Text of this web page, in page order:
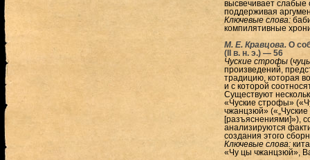
высвечивает слабые
поддерживая
Ключевые слова:
компилятивные
М. Е. Кравцова. О
(II в. н. э.) — 56
Чуские строфы (
произведений,
традицию, которая
и с которой
Существуют
«Чуские строфы»
чжанцзюй»
[разъяснениями]»),
анализируются
создания этого
Ключевые слова:
«Чу цы чжанцзюй»,